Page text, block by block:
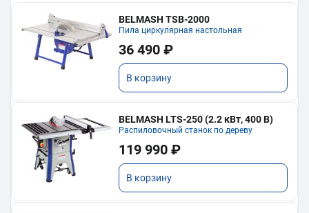
BELMASH TSB-2000
Пила циркулярная настольная
36 490 ₽
В корзину
BELMASH LTS-250 (2.2 кВт, 400 В)
Распиловочный станок по дереву
119 990 ₽
В корзину